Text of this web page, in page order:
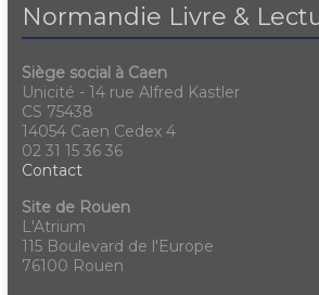
Normandie Livre &
Siège social à Caen
Unicité - 14 rue Alfred Kastler
CS 75438
14054 Caen Cedex 4
02 31 15 36 36
Contact
Site de Rouen
L'Atrium
115 Boulevard de l'Europe
76100 Rouen